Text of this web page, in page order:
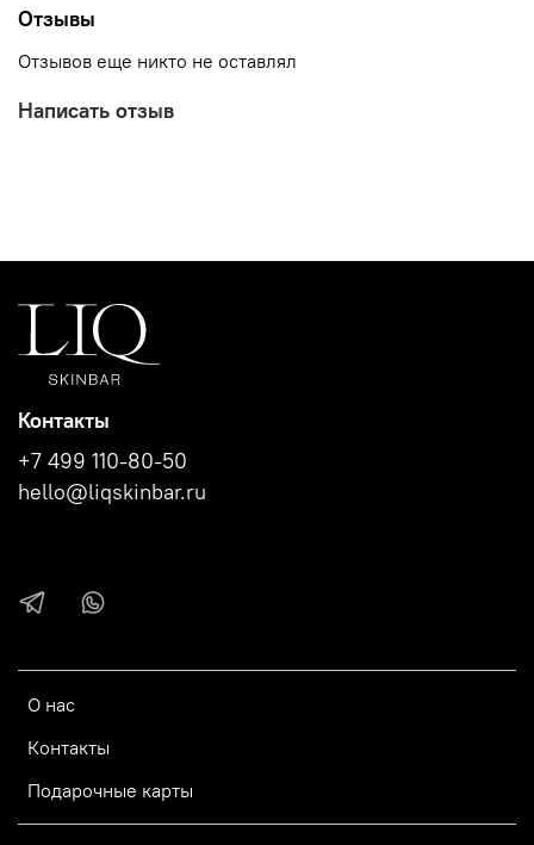
Отзывы
Отзывов еще никто не оставлял
Написать отзыв
О нас
Контакты
Подарочные карты
Контакты
+7 499 110-80-50
hello@liqskinbar.ru